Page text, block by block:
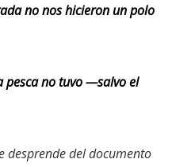
no nos hicieron un polo
pesca no tuvo —salvo el
desprende del documento